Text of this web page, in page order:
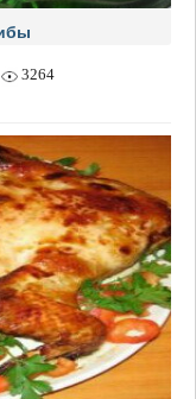
3264